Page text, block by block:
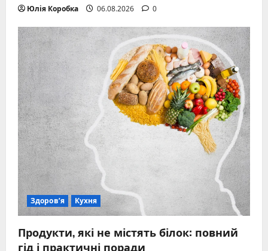
Юлія Коробка 06.08.2026 0
Здоров’я Кухня
Продукти, які не містять білок: повний
гід і практичні поради